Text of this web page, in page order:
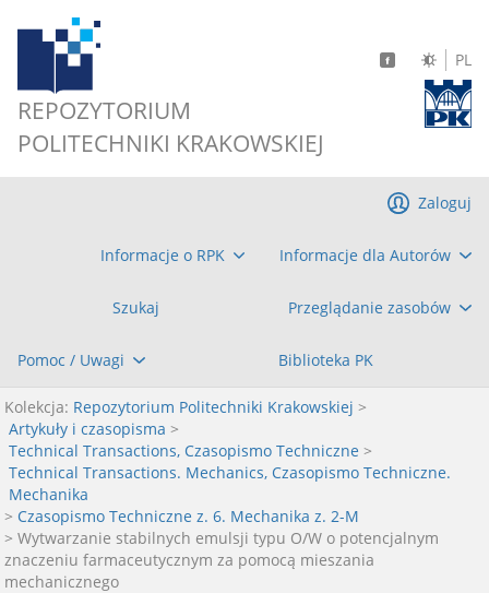
REPOZYTORIUM
POLITECHNIKI KRAKOWSKIEJ
PL
Informacje o RPK Informacje dla Autorów
Szukaj Przeglądanie zasobów
Pomoc / Uwagi Biblioteka PK
Zaloguj
Kolekcja: Repozytorium Politechniki Krakowskiej >
Artykuły i czasopisma >
Technical Transactions, Czasopismo Techniczne >
Technical Transactions. Mechanics, Czasopismo Techniczne.
Mechanika
> Czasopismo Techniczne z. 6. Mechanika z. 2-M
> Wytwarzanie stabilnych emulsji typu O/W o potencjalnym
znaczeniu farmaceutycznym za pomocą mieszania
mechanicznego